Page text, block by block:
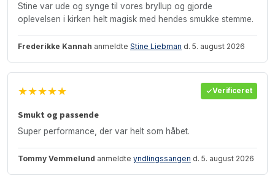
Stine var ude og synge til vores bryllup og gjorde
oplevelsen i kirken helt magisk med hendes smukke stemme.
Frederikke Kannah anmeldte Stine Liebman d. 5. august 2026
★★★★★ Verificeret
Smukt og passende
Super performance, der var helt som håbet.
Tommy Vemmelund anmeldte yndlingssangen d. 5. august 2026